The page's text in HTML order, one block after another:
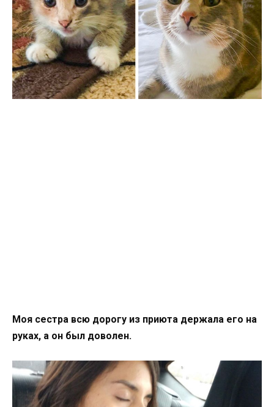
Моя сестра всю дорогу из приюта держала его на
руках, а он был доволен.